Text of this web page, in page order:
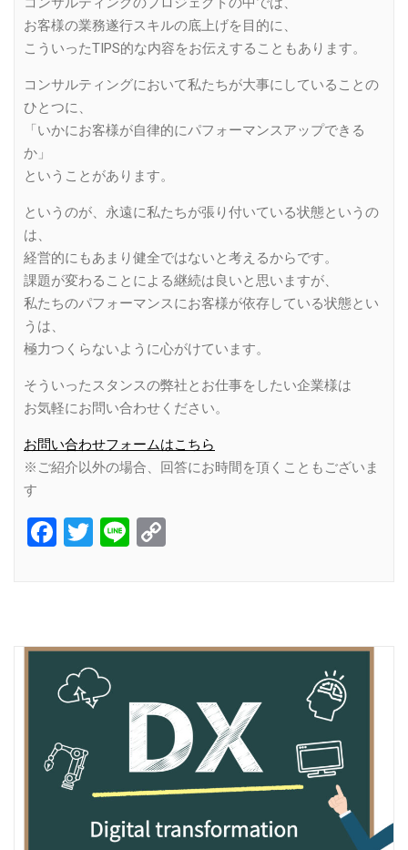
お客様の業務遂行スキルの底上げを目的に、
こういったTIPS的な内容をお伝えすることもあります。
コンサルティングにおいて私たちが大事にしていることの
ひとつに、
「いかにお客様が自律的にパフォーマンスアップできる
か」
ということがあります。
というのが、永遠に私たちが張り付いている状態というの
は、
経営的にもあまり健全ではないと考えるからです。
課題が変わることによる継続は良いと思いますが、
私たちのパフォーマンスにお客様が依存している状態とい
うは、
極力つくらないように心がけています。
そういったスタンスの弊社とお仕事をしたい企業様は
お気軽にお問い合わせください。
お問い合わせフォームはこちら
※ご紹介以外の場合、回答にお時間を頂くこともございま
す
Facebook
Twitter
Line